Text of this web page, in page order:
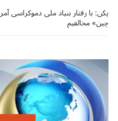
پکن: با رفتار بنیاد ملی دموکراسی
چین» مخالفیم